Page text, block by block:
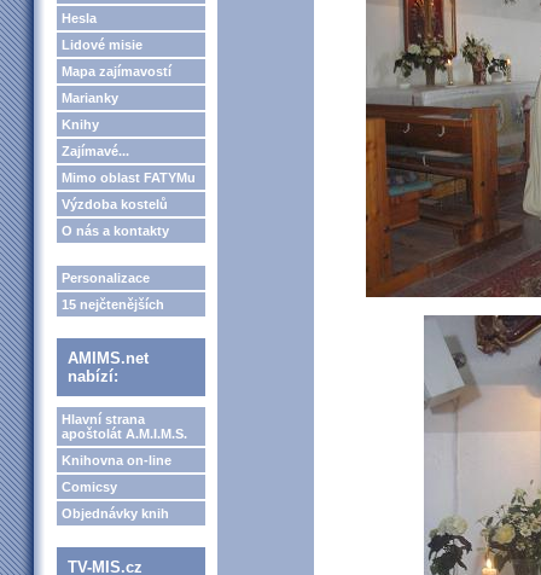
Hesla
Lidové misie
Mapa zajímavostí
Marianky
Knihy
Zajímavé...
Mimo oblast FATYMu
Výzdoba kostelů
O nás a kontakty
Personalizace
15 nejčtenějších
AMIMS.net
nabízí:
Hlavní strana
apoštolát A.M.I.M.S.
Knihovna on-line
Comicsy
Objednávky knih
TV-MIS.cz